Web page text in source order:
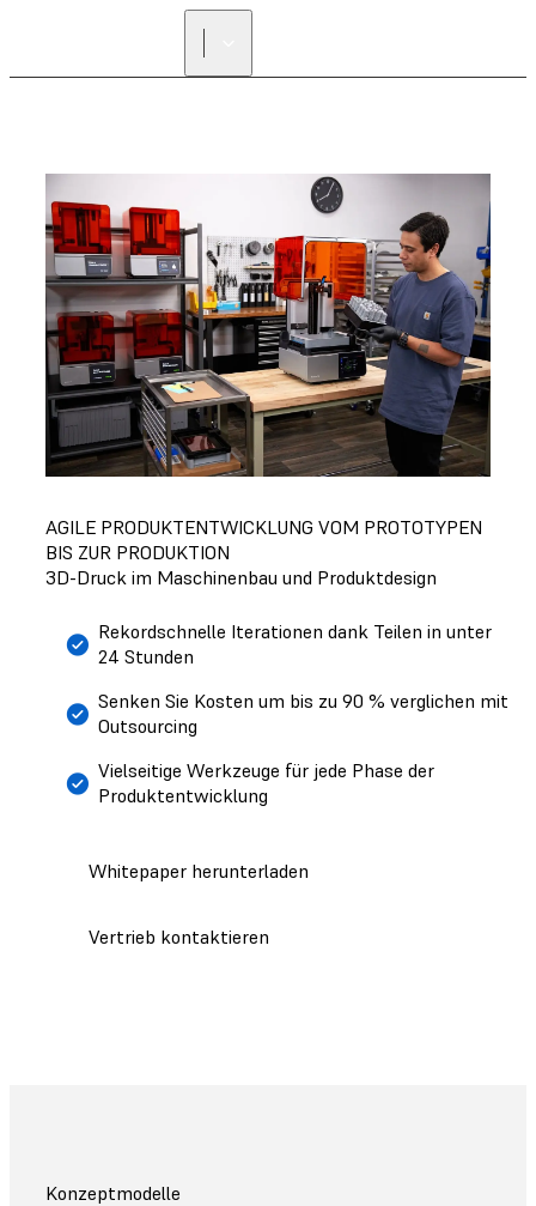
AGILE PRODUKTENTWICKLUNG VOM PROTOTYPEN
BIS ZUR PRODUKTION
3D-Druck im Maschinenbau und Produktdesign
Rekordschnelle Iterationen dank Teilen in unter
24 Stunden
Senken Sie Kosten um bis zu 90 % verglichen mit
Outsourcing
Vielseitige Werkzeuge für jede Phase der
Produktentwicklung
Whitepaper herunterladen
Vertrieb kontaktieren
Konzeptmodelle